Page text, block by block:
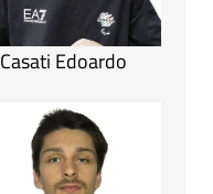
Casati Edoardo